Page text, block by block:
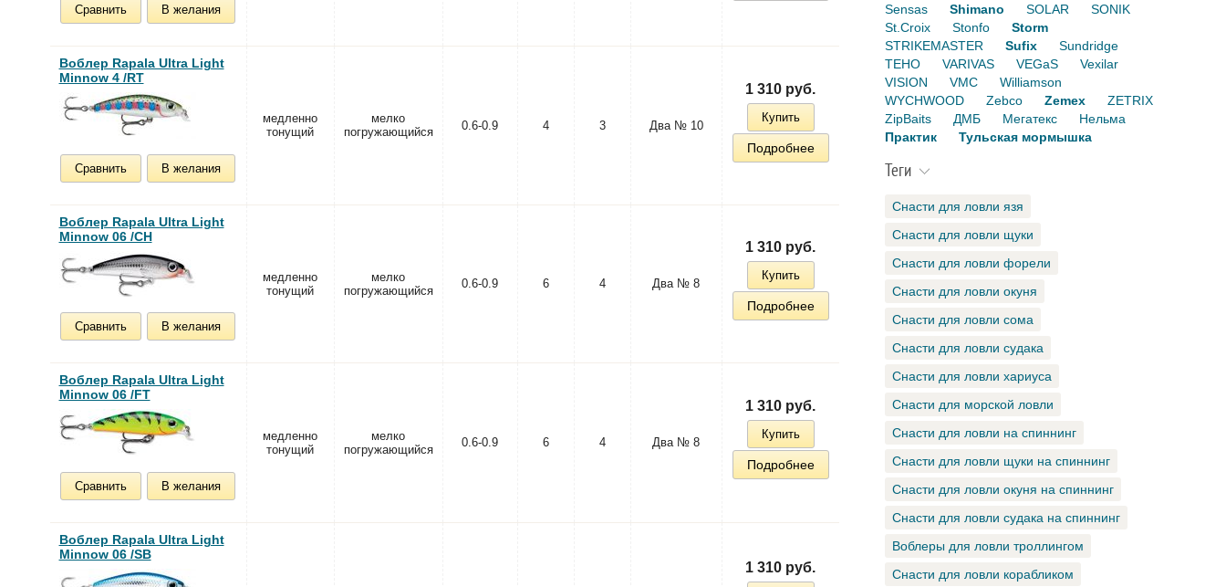
Сравнить В желания
Воблер Rapala Ultra Light
Minnow 4 /RT
Сравнить В желания
медленно
тонущий
мелко
погружающийся
0.6-0.9 4 3 Два № 10
1 310 руб.
Купить
Подробнее
Воблер Rapala Ultra Light
Minnow 06 /CH
Сравнить В желания
медленно
тонущий
мелко
погружающийся
0.6-0.9 6 4 Два № 8
1 310 руб.
Купить
Подробнее
Воблер Rapala Ultra Light
Minnow 06 /FT
Сравнить В желания
медленно
тонущий
мелко
погружающийся
0.6-0.9 6 4 Два № 8
1 310 руб.
Купить
Подробнее
Воблер Rapala Ultra Light
Minnow 06 /SB
1 310 руб.
Sensas
Shimano SOLAR
SONIK
St.Croix
Stonfo
Storm
STRIKEMASTER
Sufix
Sundridge
TEHO
VARIVAS VEGaS
Vexilar
VISION
VMC
Williamson
WYCHWOOD
Zebco Zemex
ZETRIX
ZipBaits
ДМБ Мегатекс
Нельма
Практик
Тульская мормышка
Теги
Снасти для ловли язя
Снасти для ловли щуки
Снасти для ловли форели
Снасти для ловли окуня
Снасти для ловли сома
Снасти для ловли судака
Снасти для ловли хариуса
Снасти для морской ловли
Снасти для ловли на спиннинг
Снасти для ловли щуки на спиннинг
Снасти для ловли окуня на спиннинг
Снасти для ловли судака на спиннинг
Воблеры для ловли троллингом
Снасти для ловли корабликом